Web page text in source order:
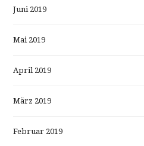
Juni 2019
Mai 2019
April 2019
März 2019
Februar 2019